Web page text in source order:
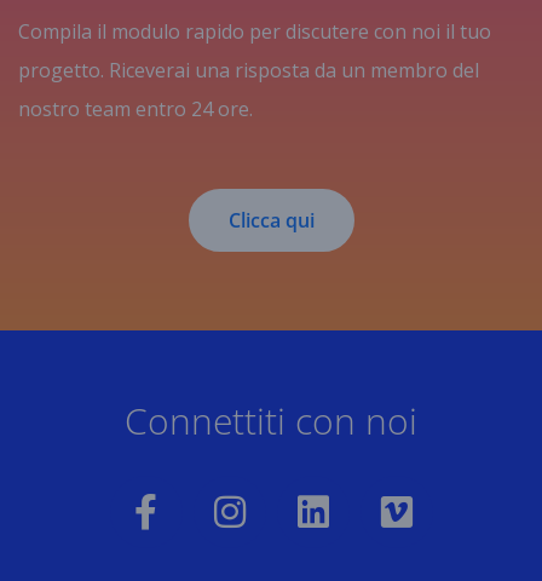
Compila il modulo rapido per discutere con noi il tuo
progetto. Riceverai una risposta da un membro del
nostro team entro 24 ore.
Clicca qui
Connettiti con noi